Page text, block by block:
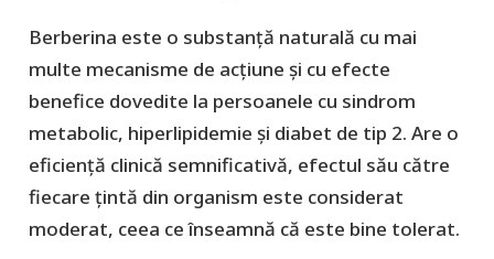
Berberina este o substanță naturală cu mai
multe mecanisme de acțiune și cu efecte
benefice dovedite la persoanele cu sindrom
metabolic, hiperlipidemie și diabet de tip 2. Are o
eficiență clinică semnificativă, efectul său către
fiecare țintă din organism este considerat
moderat, ceea ce înseamnă că este bine tolerat.